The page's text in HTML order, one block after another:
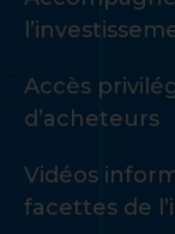
Accès
d’acheteurs
Vidéos
facettes de